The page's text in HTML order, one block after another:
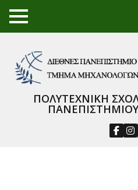
TO
GGL
NU
ΠΟΛΥΤΕΧΝΙΚΗ